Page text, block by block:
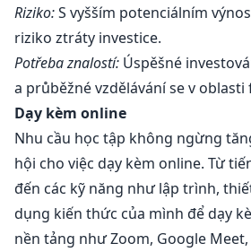
Riziko:S vyšším potenciálním
riziko ztráty investice.
Potřeba znalostí: Úspěšné
a průběžné vzdělávání se v
Dạy kèm online
Nhu cầu học tập không ngừng
hội cho việc dạy kèm online. Từ
đến các kỹ năng như lập trình,
dụng kiến thức của mình để dạy
nền tảng như Zoom, Google